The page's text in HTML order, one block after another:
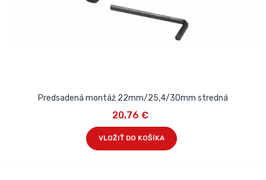
Predsadená montáž 22mm/25,4/30mm stredná
20,76 €
VLOŽIŤ DO KOŠÍKA